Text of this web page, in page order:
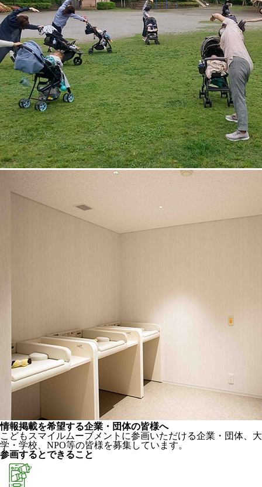
情報掲載を希望する企業・団体の皆様へ
こどもスマイルムーブメントに参画いただける企業・団体、大
学・学校、NPO等の皆様を募集しています。
参画するとできること